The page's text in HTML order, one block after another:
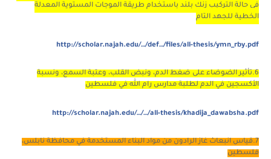
في حالة التركيب زنك بلند باستخدام طريقة الموجات المستوية المعدلة
الخطية للجهد التام
http://scholar.najah.edu/…/def…/files/all-thesis/ymn_rby.pdf
6.تأثير الضوضاء على ضغط الدم، ونبض القلب، وعتبة السمع، ونسبة
الأكسجين في الدم لطلبة مدارس رام الله في فلسطين
http://scholar.najah.edu/…/…/all-thesis/khadija_dawabsha.pdf
7.قياس انبعاث غاز الرادون من مواد البناء المستخدمة في محافظة نابلس،
فلسطين